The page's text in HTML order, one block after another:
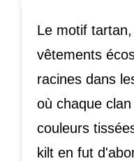
Le motif
vêtements
racines dans
où chaque
couleurs
kilt en fut